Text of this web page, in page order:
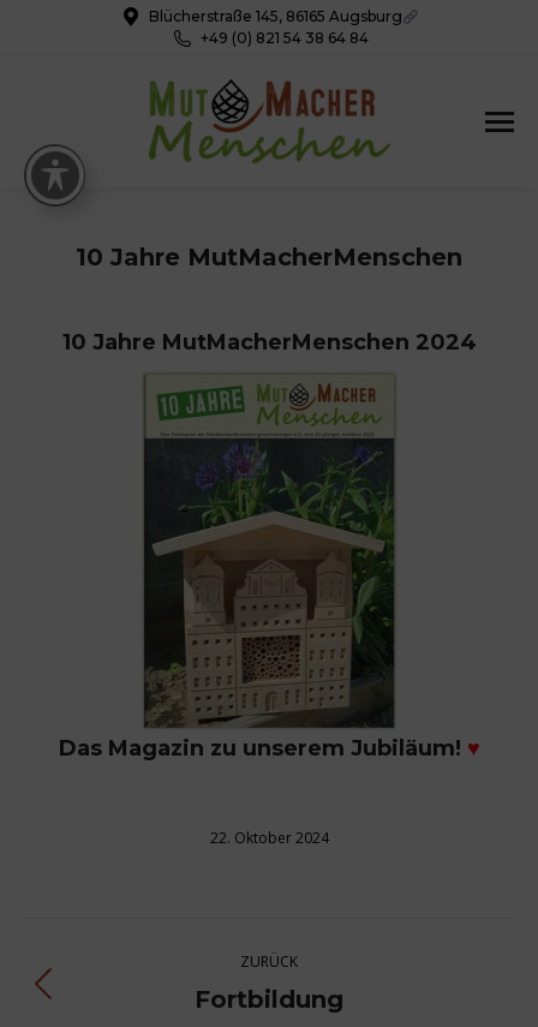
Blücherstraße 145, 86165 Augsburg
+49 (0) 821 54 38 64 84
10 Jahre MutMacherMenschen
10 Jahre MutMacherMenschen 2024
Das Magazin zu unserem Jubiläum! ♥
22. Oktober 2024
Kommentarnavigation
ZURÜCK
Vorheriger
Fortbildung